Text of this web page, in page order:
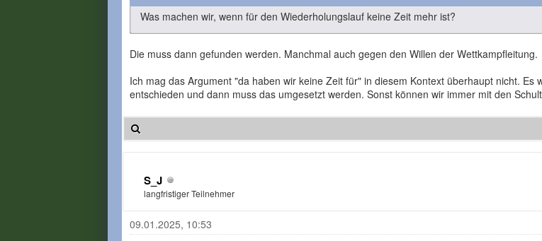
Was machen wir, wenn für den Wiederholungslauf keine Zeit mehr ist?
Die muss dann gefunden werden. Manchmal auch gegen den Willen der Wettkampfleitung.
Ich mag das Argument "da haben wir keine Zeit für" in diesem Kontext überhaupt nicht.
entschieden und dann muss das umgesetzt werden. Sonst können wir immer mit den
S_J
langfristiger Teilnehmer
09.01.2025, 10:53